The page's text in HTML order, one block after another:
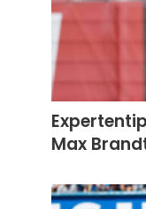
Max